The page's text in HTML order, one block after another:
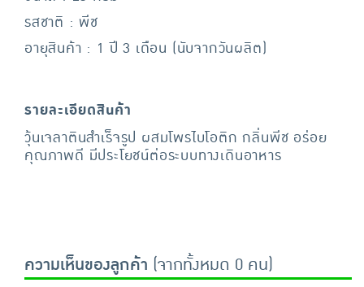
รสชาติ : พีช
อายุสินค้า : 1 ปี 3 เดือน (นับจากวันผลิต)
รายละเอียดสินค้า
วุ้นเจลาตินสำเร็จรูป ผสมโพรไบโอติก กลิ่นพีช อร่อย
คุณภาพดี มีประโยชน์ต่อระบบทางเดินอาหาร
ความเห็นของลูกค้า (จากทั้งหมด 0 คน)